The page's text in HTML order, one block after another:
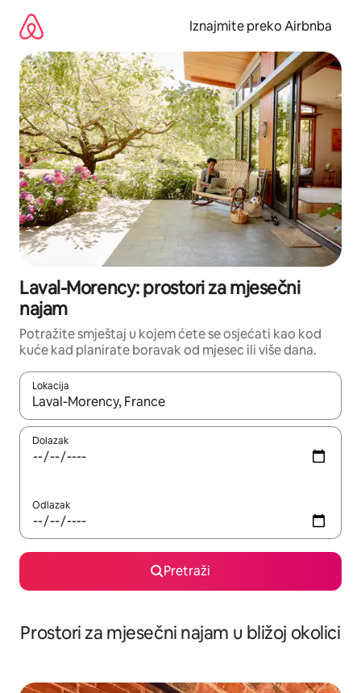
sadržaj
Iznajmite preko Airbnba
Laval-Morency: prostori za mjesečni
najam
Potražite smještaj u kojem ćete se osjećati kao kod
kuće kad planirate boravak od mjesec ili više dana.
Lokacija
Kada budu dostupni rezultati, moći ćete ih pregledati
Dolazak
Odlazak
Pretraži
Prostori za mjesečni najam u bližoj okolici